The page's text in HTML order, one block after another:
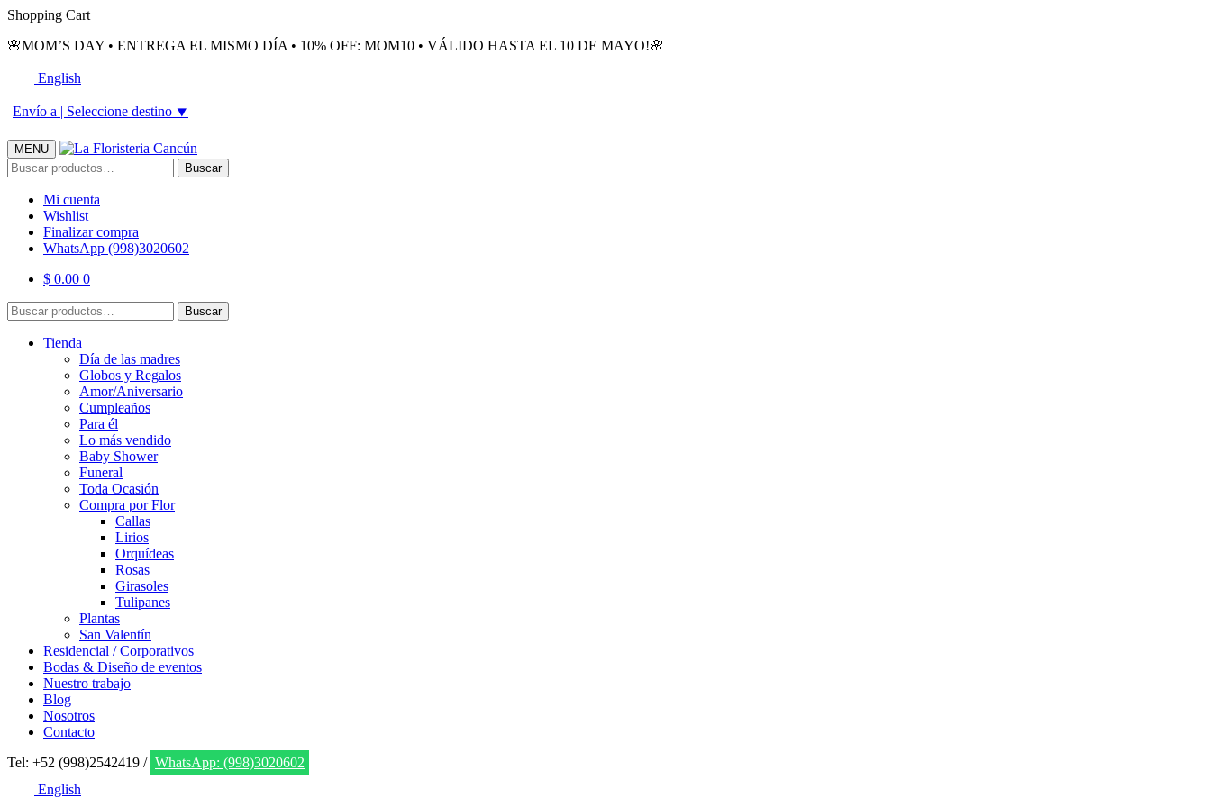
Skip
navigation
Skip
content
Shopping Cart
🌸MOM’S DAY • ENTREGA EL MISMO DÍA • 10% OFF: MOM10 • VÁLIDO HASTA EL 10 DE MAYO!🌸
English
Envío a | Seleccione destino ⯆
MENU
Buscar
por:
Buscar
Mi cuenta
Wishlist
Finalizar compra
WhatsApp (998)3020602
$ 0.00 0
Buscar
por:
Buscar
Tienda
Día de las madres
Globos y Regalos
Amor/Aniversario
Cumpleaños
Para él
Lo más vendido
Baby Shower
Funeral
Toda Ocasión
Compra por Flor
Callas
Lirios
Orquídeas
Rosas
Girasoles
Tulipanes
Plantas
San Valentín
Residencial / Corporativos
Bodas & Diseño de eventos
Nuestro trabajo
Blog
Nosotros
Contacto
Tel: +52 (998)2542419 / WhatsApp: (998)3020602
English